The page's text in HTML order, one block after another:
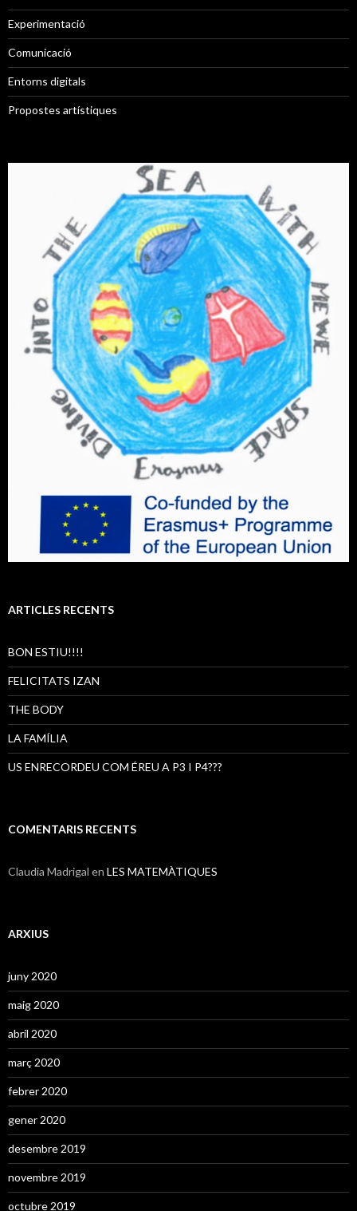
Experimentació
Comunicació
Entorns digitals
Propostes artístiques
ARTICLES RECENTS
BON ESTIU!!!!
FELICITATS IZAN
THE BODY
LA FAMÍLIA
US ENRECORDEU COM ÉREU A P3 I P4???
COMENTARIS RECENTS
Claudia Madrigal en LES MATEMÀTIQUES
ARXIUS
juny 2020
maig 2020
abril 2020
març 2020
febrer 2020
gener 2020
desembre 2019
novembre 2019
octubre 2019